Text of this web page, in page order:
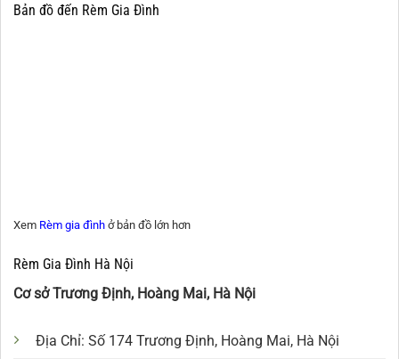
Bản đồ đến Rèm Gia Đình
Xem Rèm gia đình ở bản đồ lớn hơn
Rèm Gia Đình Hà Nội
Cơ sở Trương Định, Hoàng Mai, Hà Nội
Địa Chỉ: Số 174 Trương Định, Hoàng Mai, Hà Nội